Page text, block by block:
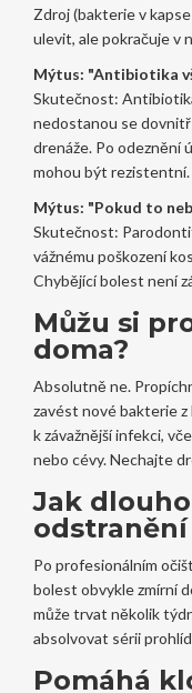
Zdroj (bakterie v
ulevit, ale pokračuje v
Mýtus: "Antibiotika
Skutečnost:
nedostanou se dovnitř
drenáže. Po odeznění
mohou být rezistentní.
Mýtus: "Pokud to
Skutečnost:
vážnému poškození
Chybějící bolest není
Můžu si
doma?
Absolutně ne.
zavést nové bakterie
k závažnější infekci,
nebo cévy. Nechajte
Jak
Po profesionálním
bolest obvykle zmírní
může trvat několik
absolvovat sérii
Pomáhá